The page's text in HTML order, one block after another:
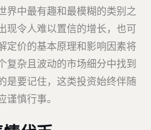
界中最有趣和最模糊的类别之
现令人难以置信的增长，也可
定价的基本原理和影响因素将
复杂且波动的市场细分中找到
是要记住，这类投资始终伴随
慎行事。